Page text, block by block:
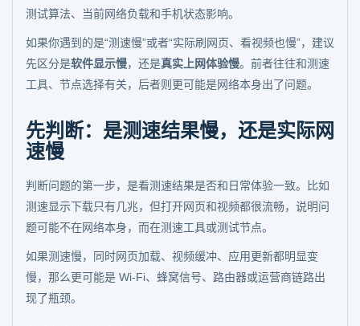
测试算法、当前网络负载和手机状态影响。
如果你遇到的是“测速慢”或者“实际刷网页、看视频也慢”，建议
先区分是软件显示慢，还是真实上网体验慢。前者往往和测速
工具、节点选择有关，后者则更可能是网络本身出了问题。
先判断：是测速结果慢，还是实际网
速慢
判断问题的第一步，是看测速结果是否和日常体验一致。比如
测速显示下载只有几兆，但打开网页和视频都很流畅，说明问
题可能不在网络本身，而在测速工具或测试节点。
如果测速慢，同时网页加载、视频缓冲、应用更新都明显变
慢，那么更可能是 Wi-Fi、蜂窝信号、路由器或运营商链路出
现了瓶颈。